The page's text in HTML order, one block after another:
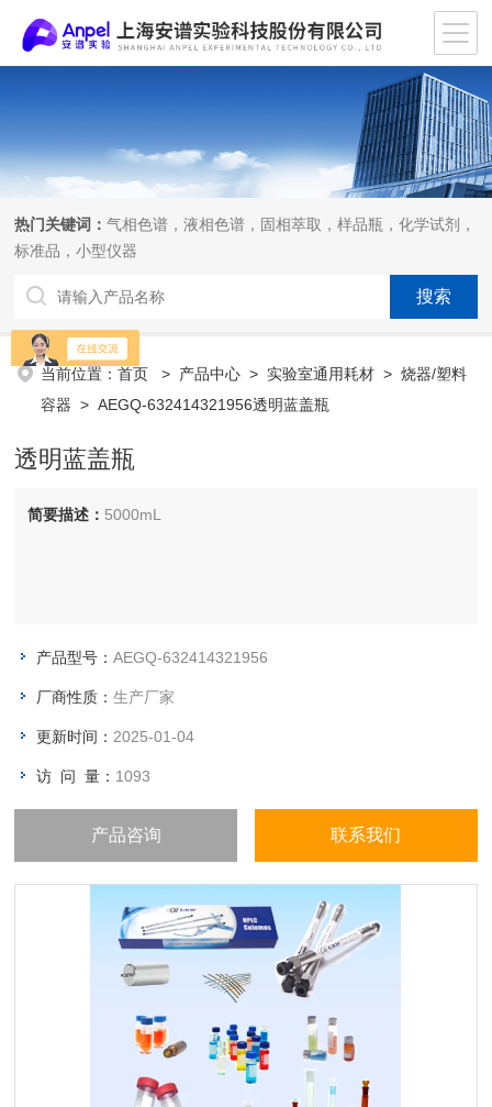
热门关键词：气相色谱，液相色谱，固相萃取，样品瓶，化学试剂，
标准品，小型仪器
当前位置：首页 > 产品中心 > 实验室通用耗材 >烧器/塑料
容器 > AEGQ-632414321956透明蓝盖瓶
透明蓝盖瓶
简要描述： 5000mL
产品型号：AEGQ-632414321956
厂商性质：生产厂家
更新时间： 2025-01-04
访 问 量： 1093
产品咨询 联系我们